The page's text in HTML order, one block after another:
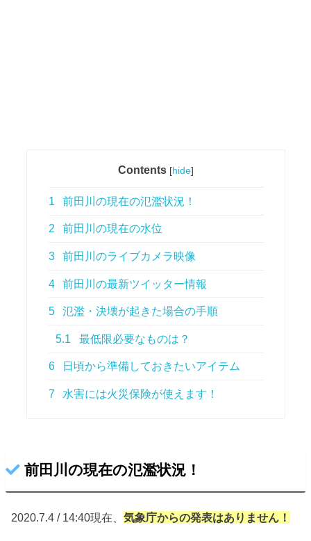
Contents [hide]
1 前田川の現在の氾濫状況！
2 前田川の現在の水位
3 前田川のライブカメラ映像
4 前田川の最新ツイッター情報
5 氾濫・決壊が起きた場合の手順
5.1 最低限必要なものは？
6 日頃から準備しておきたいアイテム
7 水害には火災保険が使えます！
前田川の現在の氾濫状況！
2020.7.4 / 14:40現在、気象庁からの発表はありません！